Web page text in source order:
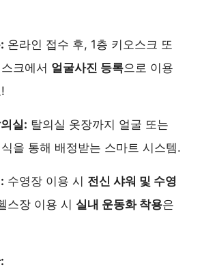
온라인 접수 후, 1층 키오스크 또
크에서 얼굴사진 등록으로 이용
실: 탈의실 옷장까지 얼굴 또는
을 통해 배정받는 스마트 시스템.
수영장 이용 시 전신 샤워 및 수영
스장 이용 시 실내 운동화 착용은